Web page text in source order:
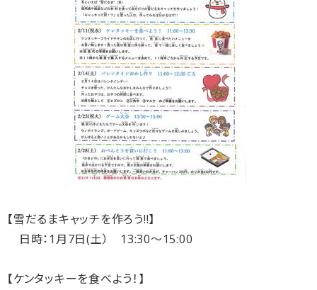
【雪だるまキャッチを作ろう!!】
日時：1月7日(土） 13:30～15:00
【ケンタッキーを食べよう！】